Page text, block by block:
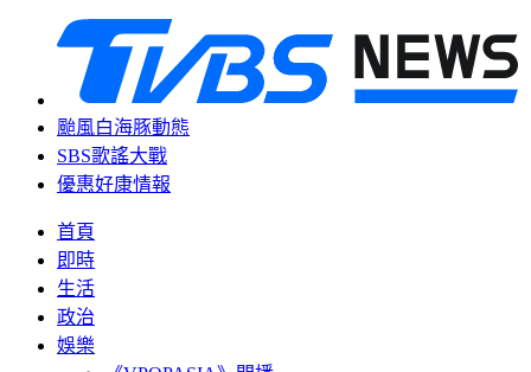
颱風白海豚動態
SBS歌謠大戰
優惠好康情報
首頁
即時
生活
政治
娛樂